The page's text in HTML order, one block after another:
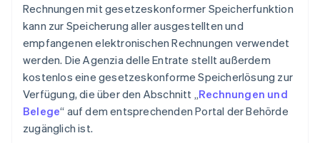
Rechnungen mit gesetzeskonformer Speicherfunktion
kann zur Speicherung aller ausgestellten und
empfangenen elektronischen Rechnungen verwendet
werden. Die Agenzia delle Entrate stellt außerdem
kostenlos eine gesetzeskonforme Speicherlösung zur
Verfügung, die über den Abschnitt „Rechnungen und
Belege“ auf dem entsprechenden Portal der Behörde
zugänglich ist.